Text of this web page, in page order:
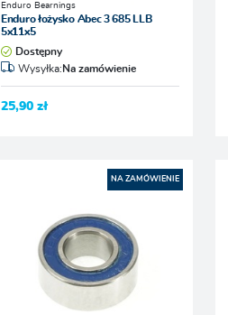
Enduro Bearnings
Enduro łożysko Abec 3 685 LLB
5x11x5
Dostępny
Wysyłka:Na zamówienie
25,90 zł
NA ZAMÓWIENIE